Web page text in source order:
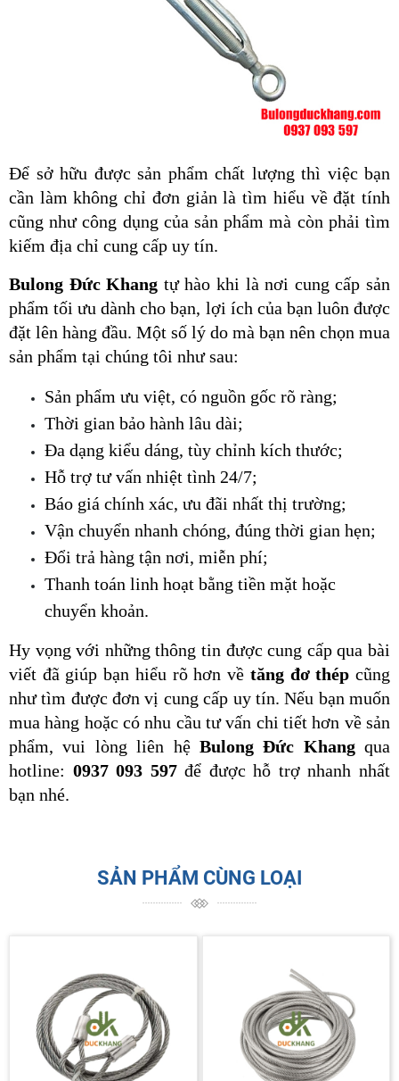
Để sở hữu được sản phẩm chất lượng thì việc bạn
cần làm không chỉ đơn giản là tìm hiểu về đặt tính
cũng như công dụng của sản phẩm mà còn phải tìm
kiếm địa chỉ cung cấp uy tín.
Bulong Đức Khang tự hào khi là nơi cung cấp sản
phẩm tối ưu dành cho bạn, lợi ích của bạn luôn được
đặt lên hàng đầu. Một số lý do mà bạn nên chọn mua
sản phẩm tại chúng tôi như sau:
Sản phẩm ưu việt, có nguồn gốc rõ ràng;
Thời gian bảo hành lâu dài;
Đa dạng kiểu dáng, tùy chỉnh kích thước;
Hỗ trợ tư vấn nhiệt tình 24/7;
Báo giá chính xác, ưu đãi nhất thị trường;
Vận chuyển nhanh chóng, đúng thời gian hẹn;
Đổi trả hàng tận nơi, miễn phí;
Thanh toán linh hoạt bằng tiền mặt hoặc
chuyển khoản.
Hy vọng với những thông tin được cung cấp qua bài
viết đã giúp bạn hiểu rõ hơn về tăng đơ thép cũng
như tìm được đơn vị cung cấp uy tín. Nếu bạn muốn
mua hàng hoặc có nhu cầu tư vấn chi tiết hơn về sản
phẩm, vui lòng liên hệ Bulong Đức Khang qua
hotline: 0937 093 597 để được hỗ trợ nhanh nhất
bạn nhé.
SẢN PHẨM CÙNG LOẠI